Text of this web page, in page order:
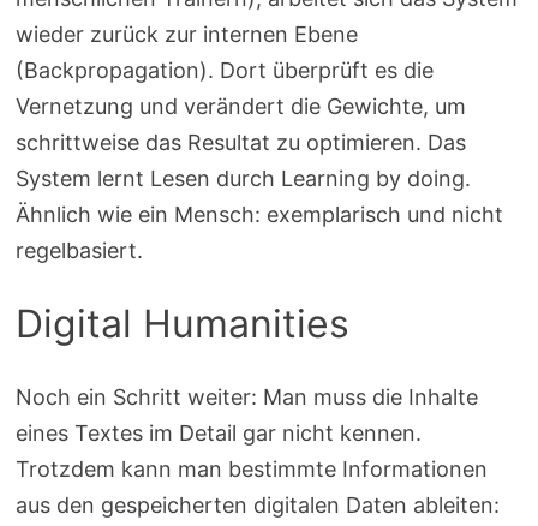
wieder zurück zur internen Ebene
(Backpropagation). Dort überprüft es die
Vernetzung und verändert die Gewichte, um
schrittweise das Resultat zu optimieren. Das
System lernt Lesen durch Learning by doing.
Ähnlich wie ein Mensch: exemplarisch und nicht
regelbasiert.
Digital Humanities
Noch ein Schritt weiter: Man muss die Inhalte
eines Textes im Detail gar nicht kennen.
Trotzdem kann man bestimmte Informationen
aus den gespeicherten digitalen Daten ableiten: